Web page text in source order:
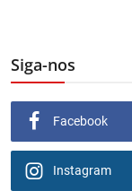
Siga-nos
Facebook
Instagram